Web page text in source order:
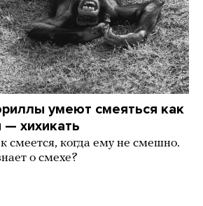
умеют смеяться как
хихикать
смеется, когда ему не смешно.
о смехе?